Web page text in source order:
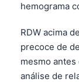
hemograma
RDW acima
precoce de
mesmo antes
análise de